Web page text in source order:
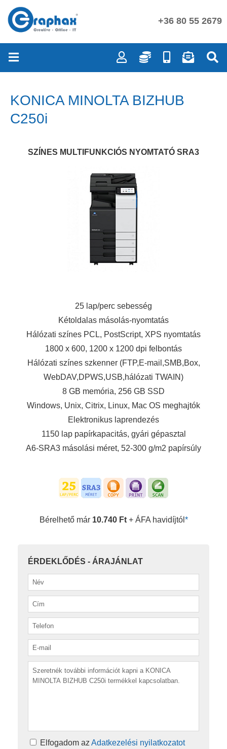
+36 80 55 2679
KONICA MINOLTA BIZHUB
C250i
SZÍNES MULTIFUNKCIÓS NYOMTATÓ SRA3
25 lap/perc sebesség
Kétoldalas másolás-nyomtatás
Hálózati színes PCL, PostScript, XPS nyomtatás
1800 x 600, 1200 x 1200 dpi felbontás
Hálózati színes szkenner (FTP,E-mail,SMB,Box,
WebDAV,DPWS,USB,hálózati TWAIN)
8 GB memória, 256 GB SSD
Windows, Unix, Citrix, Linux, Mac OS meghajtók
Elektronikus laprendezés
1150 lap papírkapacitás, gyári gépasztal
A6-SRA3 másolási méret, 52-300 g/m2 papírsúly
Bérelhető már 10.740 Ft+ ÁFA havidíjtól *
ÉRDEKLŐDÉS - ÁRAJÁNLAT
Elfogadom az Adatkezelési nyilatkozatot